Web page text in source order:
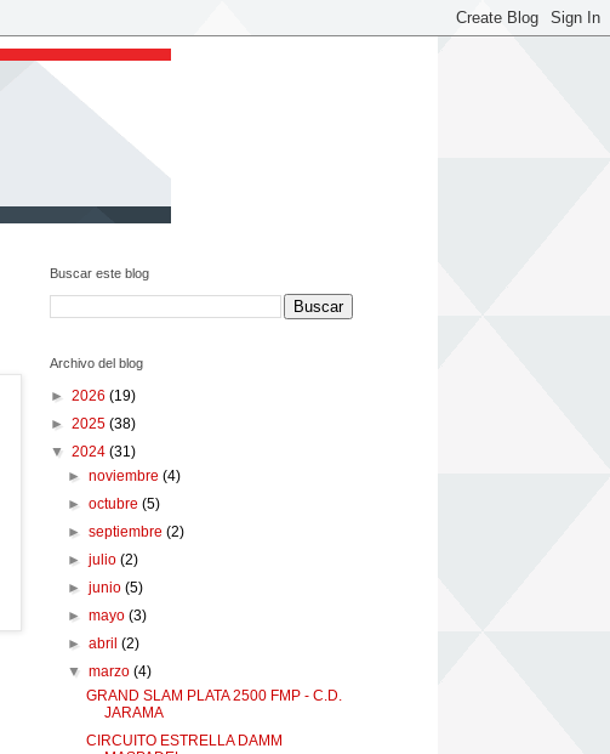
Buscar este blog
Archivo del blog
► 2026 (19)
► 2025 (38)
▼ 2024 (31)
►noviembre(4)
►octubre(5)
►septiembre(2)
►julio(2)
►junio(5)
►mayo(3)
►abril(2)
▼marzo(4)
GRAND SLAM PLATA 2500 FMP - C.D.
JARAMA
CIRCUITO ESTRELLA DAMM